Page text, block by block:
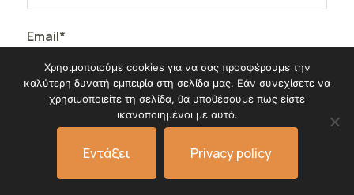
Email*
Χρησιμοποιούμε cookies για να σας προσφέρουμε την
καλύτερη δυνατή εμπειρία στη σελίδα μας. Εάν συνεχίσετε να
χρησιμοποιείτε τη σελίδα, θα υποθέσουμε πως είστε
ικανοποιημένοι με αυτό.
Εντάξει Privacy policy